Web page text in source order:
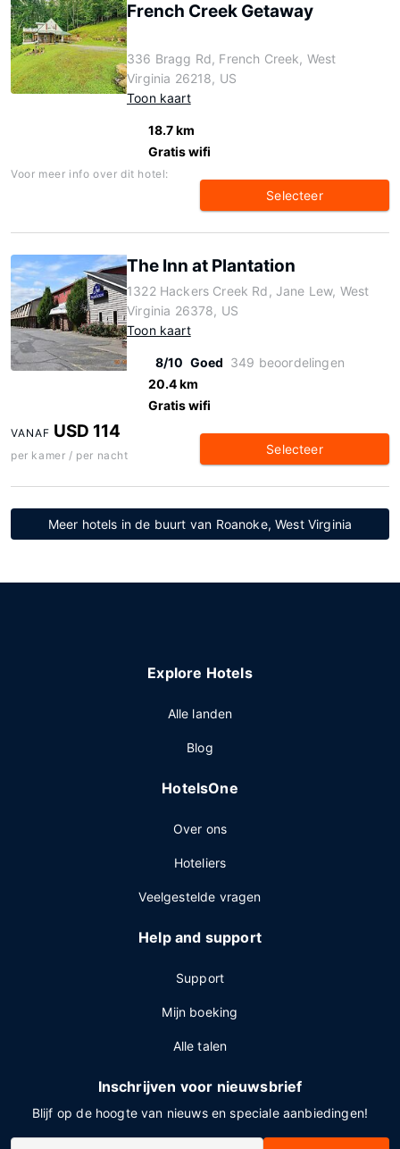
French Creek Getaway
336 Bragg Rd, French Creek, West
Virginia 26218, US
Toon kaart
18.7 km
Gratis wifi
Voor meer info over dit hotel:
Selecteer
The Inn at Plantation
1322 Hackers Creek Rd, Jane Lew, West
Virginia 26378, US
Toon kaart
8/10 Goed 349 beoordelingen
20.4 km
Gratis wifi
VANAF USD 114
per kamer / per nacht Selecteer
Meer hotels in de buurt van Roanoke, West Virginia
Explore Hotels
Alle landen
Blog
HotelsOne
Over ons
Hoteliers
Veelgestelde vragen
Help and support
Support
Mijn boeking
Alle talen
Inschrijven voor nieuwsbrief
Blijf op de hoogte van nieuws en speciale aanbiedingen!